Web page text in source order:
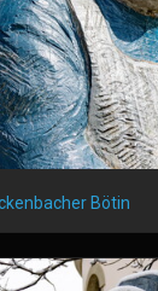
Bötin